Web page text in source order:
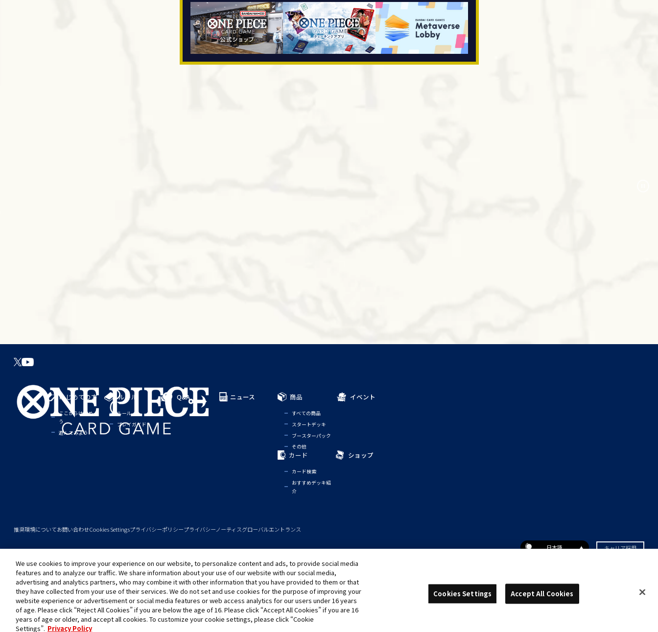
日本語
はじめての方
ここからはじめよ
う
遊んでみよう
ルール
ルール
プレイガイド
Q&A ニュース 商品
すべての商品
スタートデッキ
ブースターパック
その他
イベント
カード
カード検索
おすすめデッキ紹
介
ショップ
推奨環境についてお問い合わせCookies Settingsプライバシーポリシープライバシーノーティスグローバルエントランス
©尾田栄一郎／集英社©尾田栄一郎／集英社・フジテレビ・東映アニメーション
このwebサイトに記載されているすべての画像・テキスト・データの無断転用、転載をお断りします。
開発中につき、本サイトで使用している画像と実際の商品とは異なる場合があります。
※AppleとAppleのロゴは、米国およびその他の国で登録されたApple Inc.の商標です。
※Google Play および Google Play ロゴは、Google LLC の商標です。
キャリア採用
We use cookies to improve your experience on our website, to personalize content and ads, to provide social media
features and to analyze our traffic. We share information about your use of our website with our social media,
advertising and analytics partners, who may combine it with other information that you have provided to them or that
they have collected from your use of their services. We do not set and use cookies for the purpose of improving your
website experience or advertisement or social media features or web access analytics for our users under 16 years
of age. Please click “Reject All Cookies” if you are below the age of 16. Please click “Accept All Cookies” if you are 16
years of age or older, and accept all cookies. To customize your cookie settings, please click “Cookie
Settings”. Privacy Policy
Cookies Settings Accept All Cookies